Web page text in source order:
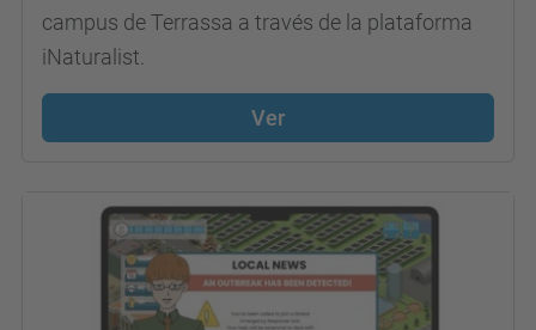
campus de Terrassa a través de la plataforma
iNaturalist.
Ver